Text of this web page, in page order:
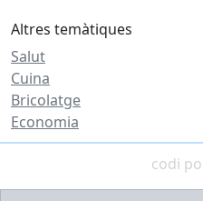
Altres temàtiques
Salut
Cuina
Bricolatge
Economia
codi